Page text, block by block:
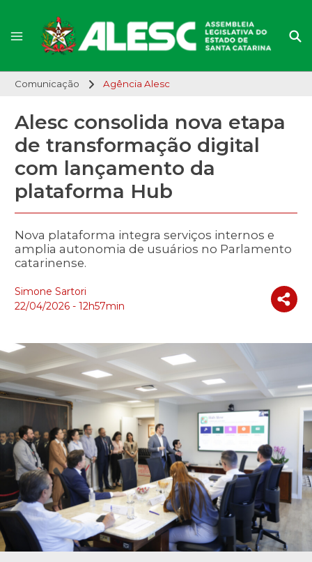
Comunicação Agência Alesc
Alesc consolida nova etapa
de transformação digital
com lançamento da
plataforma Hub
Nova plataforma integra serviços internos e
amplia autonomia de usuários no Parlamento
catarinense.
Simone Sartori
22/04/2026 - 12h57min